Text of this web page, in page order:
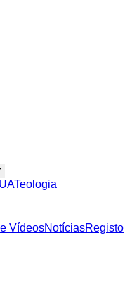
Teologia
VídeosNotíciasRegisto